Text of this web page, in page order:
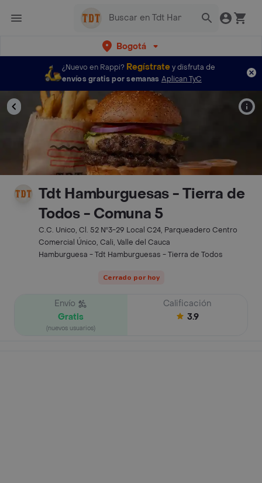
Bogotá
¿Nuevo en Rappi? Regístratey disfruta de
envíos gratis por semanas Aplican TyC
Tdt Hamburguesas - Tierra de
Todos - Comuna 5
C.C. Unico, Cl. 52 Nº3-29 Local C24, Parqueadero Centro
Comercial Único, Cali, Valle del Cauca
Hamburguesa - Tdt Hamburguesas - Tierra de Todos
Cerrado por hoy
Envío
Gratis
(nuevos usuarios)
Calificación
3.9